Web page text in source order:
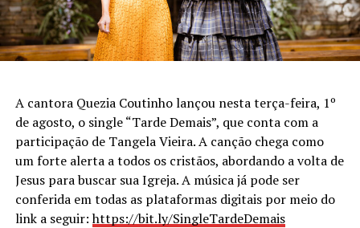
A cantora Quezia Coutinho lançou nesta terça-feira, 1º
de agosto, o single “Tarde Demais”, que conta com a
participação de Tangela Vieira. A canção chega como
um forte alerta a todos os cristãos, abordando a volta de
Jesus para buscar sua Igreja. A música já pode ser
conferida em todas as plataformas digitais por meio do
link a seguir:https://bit.ly/SingleTardeDemais